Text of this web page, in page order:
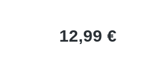
Regulärer Preis:
12,99 €